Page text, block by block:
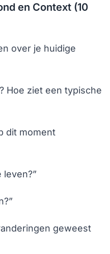
en Context (10
over je huidige
Hoe ziet een typische
dit moment
leven?”
geweest